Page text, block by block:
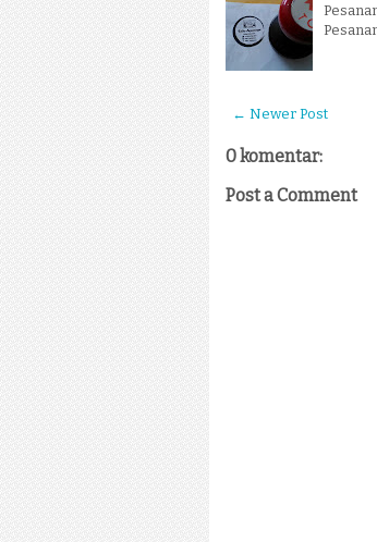
← Newer Post
0 komentar:
Post a Comment